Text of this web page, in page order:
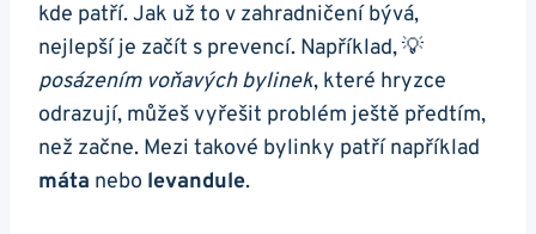
kde patří. Jak už to v zahradničení bývá,
nejlepší je začít s prevencí. Například, 💡
posázením voňavých bylinek, které hryzce
odrazují, můžeš vyřešit problém ještě předtím,
než začne. Mezi takové bylinky patří například
máta nebo levandule.